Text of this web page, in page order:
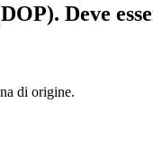
Deve
di origine.